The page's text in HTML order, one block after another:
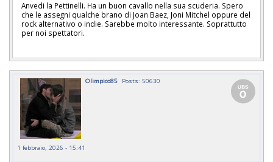
Anvedi la Pettinelli. Ha un buon cavallo nella sua scuderia. Spero
che le assegni qualche brano di Joan Baez, Joni Mitchel oppure del
rock alternativo o indie. Sarebbe molto interessante. Soprattutto
per noi spettatori.
Olimpico85 Posts: 50630
1 febbraio, 2026 - 15:41